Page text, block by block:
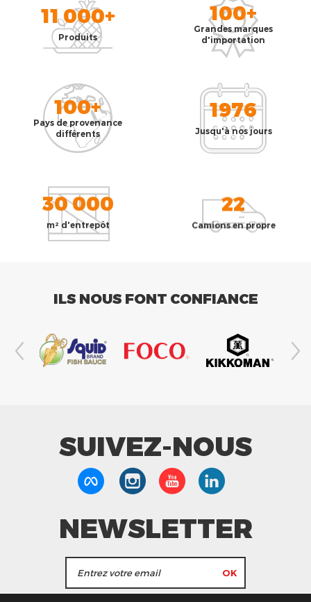
11 000+
Produits
100+
Grandes marques
d'importation
100+
Pays de provenance
différents
1976
Jusqu'à nos jours
30 000
m² d'entrepôt
22
Camions en propre
ILS NOUS FONT CONFIANCE
SUIVEZ-NOUS
NEWSLETTER